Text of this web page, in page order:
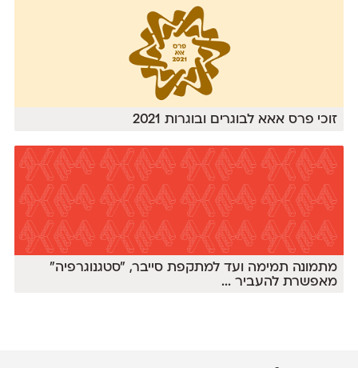
זוכי פרס אאא לבוגרים ובוגרות 2021
מתמונה תמימה ועד למתקפת סייבר, ״סטגנוגרפיה״
מאפשרת להעביר...